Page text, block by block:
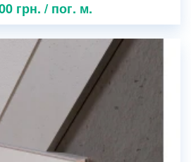
грн. / пог. м.